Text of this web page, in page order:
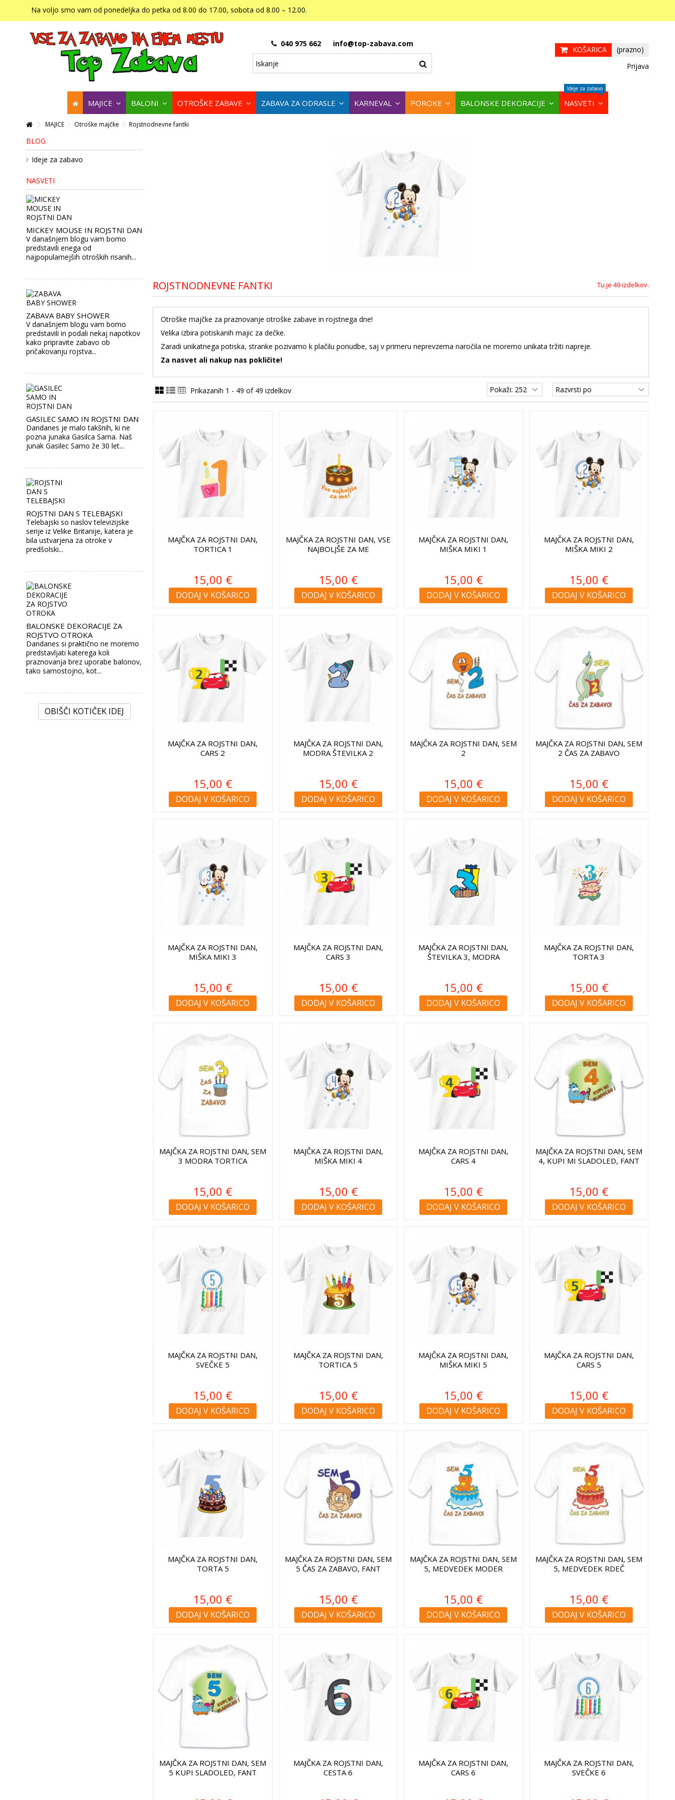
Na voljo smo vam od ponedeljka do petka od 8.00 do 17.00, sobota od 8.00 – 12.00.
040 975 662 info@top-zabava.com
KOŠARICA
(prazno)
Prijava
MAJICE BALONI OTROŠKE ZABAVE ZABAVA ZA ODRASLE KARNEVAL POROKE BALONSKE DEKORACIJE NASVETI
Ideje za zabavo
MAJICE Otroške majčke Rojstnodnevne fantki
ROJSTNODNEVNE FANTKI Tu je 49 izdelkov.
Otroške majčke za praznovanje otroške zabave in rojstnega dne!
Velika izbira potiskanih majic za dečke.
Zaradi unikatnega potiska, stranke pozivamo k plačilu ponudbe, saj v primeru neprevzema naročila ne moremo unikata tržiti napreje.
Za nasvet ali nakup nas pokličite!
Prikazanih 1 - 49 of 49 izdelkov
MAJČKA ZA ROJSTNI DAN,
TORTICA 1
15,00 €
DODAJ V KOŠARICO
MAJČKA ZA ROJSTNI DAN, VSE
NAJBOLJŠE ZA ME
15,00 €
DODAJ V KOŠARICO
MAJČKA ZA ROJSTNI DAN,
MIŠKA MIKI 1
15,00 €
DODAJ V KOŠARICO
MAJČKA ZA ROJSTNI DAN,
MIŠKA MIKI 2
15,00 €
DODAJ V KOŠARICO
MAJČKA ZA ROJSTNI DAN,
CARS 2
15,00 €
DODAJ V KOŠARICO
MAJČKA ZA ROJSTNI DAN,
MODRA ŠTEVILKA 2
15,00 €
DODAJ V KOŠARICO
MAJČKA ZA ROJSTNI DAN, SEM
2
15,00 €
DODAJ V KOŠARICO
MAJČKA ZA ROJSTNI DAN, SEM
2 ČAS ZA ZABAVO
15,00 €
DODAJ V KOŠARICO
MAJČKA ZA ROJSTNI DAN,
MIŠKA MIKI 3
15,00 €
DODAJ V KOŠARICO
MAJČKA ZA ROJSTNI DAN,
CARS 3
15,00 €
DODAJ V KOŠARICO
MAJČKA ZA ROJSTNI DAN,
ŠTEVILKA 3, MODRA
15,00 €
DODAJ V KOŠARICO
MAJČKA ZA ROJSTNI DAN,
TORTA 3
15,00 €
DODAJ V KOŠARICO
MAJČKA ZA ROJSTNI DAN, SEM
3 MODRA TORTICA
15,00 €
DODAJ V KOŠARICO
MAJČKA ZA ROJSTNI DAN,
MIŠKA MIKI 4
15,00 €
DODAJ V KOŠARICO
MAJČKA ZA ROJSTNI DAN,
CARS 4
15,00 €
DODAJ V KOŠARICO
MAJČKA ZA ROJSTNI DAN, SEM
4, KUPI MI SLADOLED, FANT
15,00 €
DODAJ V KOŠARICO
MAJČKA ZA ROJSTNI DAN,
SVEČKE 5
15,00 €
DODAJ V KOŠARICO
MAJČKA ZA ROJSTNI DAN,
TORTICA 5
15,00 €
DODAJ V KOŠARICO
MAJČKA ZA ROJSTNI DAN,
MIŠKA MIKI 5
15,00 €
DODAJ V KOŠARICO
MAJČKA ZA ROJSTNI DAN,
CARS 5
15,00 €
DODAJ V KOŠARICO
MAJČKA ZA ROJSTNI DAN,
TORTA 5
15,00 €
DODAJ V KOŠARICO
MAJČKA ZA ROJSTNI DAN, SEM
5 ČAS ZA ZABAVO, FANT
15,00 €
DODAJ V KOŠARICO
MAJČKA ZA ROJSTNI DAN, SEM
5, MEDVEDEK MODER
15,00 €
DODAJ V KOŠARICO
MAJČKA ZA ROJSTNI DAN, SEM
5, MEDVEDEK RDEČ
15,00 €
DODAJ V KOŠARICO
MAJČKA ZA ROJSTNI DAN, SEM
5 KUPI SLADOLED, FANT
MAJČKA ZA ROJSTNI DAN,
CESTA 6
MAJČKA ZA ROJSTNI DAN,
CARS 6
MAJČKA ZA ROJSTNI DAN,
SVEČKE 6
BLOG
Ideje za zabavo
NASVETI
MICKEY MOUSE IN ROJSTNI DAN
V današnjem blogu vam bomo
predstavili enega od
najpopularnejših otroških risanih...
ZABAVA BABY SHOWER
V današnjem blogu vam bomo
predstavili in podali nekaj napotkov
kako pripravite zabavo ob
pričakovanju rojstva...
GASILEC SAMO IN ROJSTNI DAN
Dandanes je malo takšnih, ki ne
pozna junaka Gasilca Sama. Naš
junak Gasilec Samo že 30 let...
ROJSTNI DAN S TELEBAJSKI
Telebajski so naslov televizijske
serije iz Velike Britanije, katera je
bila ustvarjena za otroke v
predšolski...
BALONSKE DEKORACIJE ZA
ROJSTVO OTROKA
Dandanes si praktično ne moremo
predstavljati katerega koli
praznovanja brez uporabe balonov,
tako samostojno, kot...
OBIŠČI KOTIČEK IDEJ